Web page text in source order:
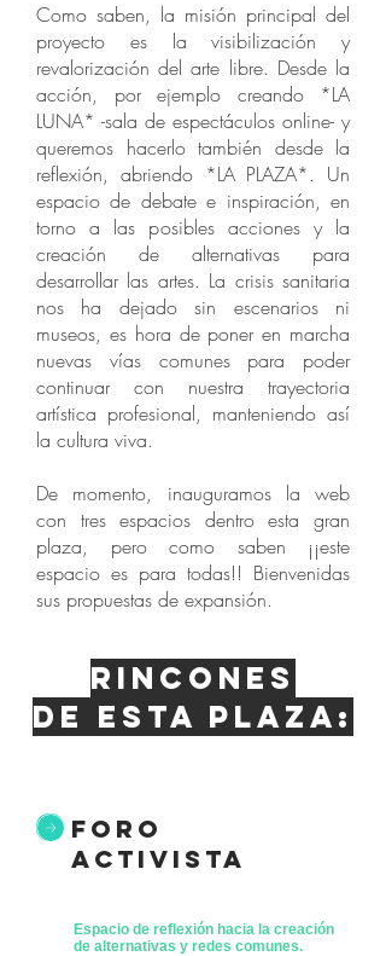
Rincones
de esta plaza:
Como saben, la misión principal del
proyecto es la visibilización y
revalorización del arte libre. Desde la
acción, por ejemplo creando *LA
LUNA* -sala de espectáculos online- y
queremos hacerlo también desde la
reflexión, abriendo *LA PLAZA*. Un
espacio de debate e inspiración, en
torno a las posibles acciones y la
creación de alternativas para
desarrollar las artes. La crisis sanitaria
nos ha dejado sin escenarios ni
museos, es hora de poner en marcha
nuevas vías comunes para poder
continuar con nuestra trayectoria
artística profesional, manteniendo así
la cultura viva.
De momento, inauguramos la web
con tres espacios dentro esta gran
plaza, pero como saben ¡¡este
espacio es para todas!! Bienvenidas
sus propuestas de expansión.
foro
activista
Espacio de reflexión hacia la creación
de alternativas y redes comunes.